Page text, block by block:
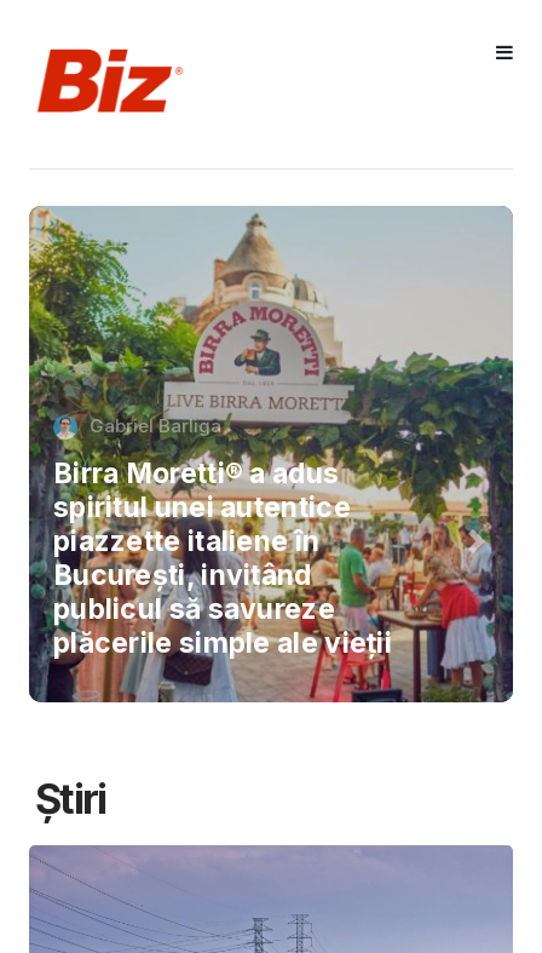
Gabriel Barliga
Birra Moretti® a adus
spiritul unei autentice
piazzette italiene în
București, invitând
publicul să savureze
plăcerile simple ale vieții
Știri